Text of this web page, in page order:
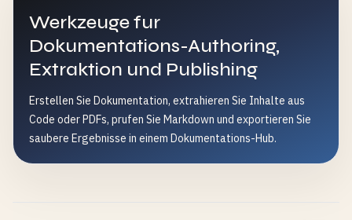
Werkzeuge fur
Dokumentations-Authoring,
Extraktion und Publishing
Erstellen Sie Dokumentation, extrahieren Sie Inhalte aus
Code oder PDFs, prufen Sie Markdown und exportieren Sie
saubere Ergebnisse in einem Dokumentations-Hub.